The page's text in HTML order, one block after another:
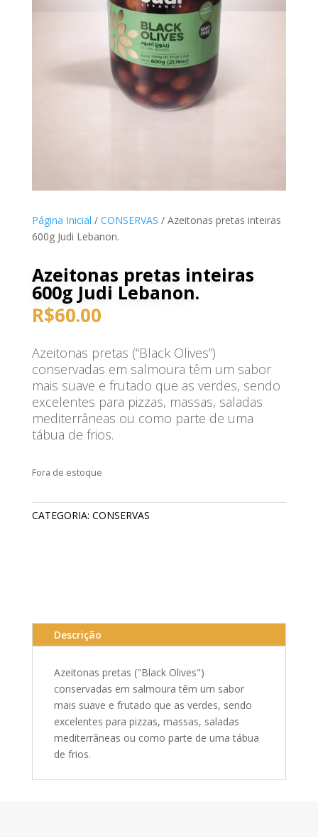
Página Inicial / CONSERVAS / Azeitonas pretas inteiras
600g Judi Lebanon.
Azeitonas pretas inteiras
600g Judi Lebanon.
R$60.00
Azeitonas pretas (“Black Olives”)
conservadas em salmoura têm um sabor
mais suave e frutado que as verdes, sendo
excelentes para pizzas, massas, saladas
mediterrâneas ou como parte de uma
tábua de frios.
Fora de estoque
CATEGORIA: CONSERVAS
Descrição
Azeitonas pretas ("Black Olives")
conservadas em salmoura têm um sabor
mais suave e frutado que as verdes, sendo
excelentes para pizzas, massas, saladas
mediterrâneas ou como parte de uma tábua
de frios.